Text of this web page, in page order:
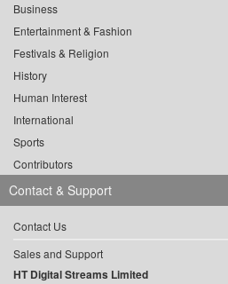
Business
Entertainment & Fashion
Festivals & Religion
History
Human Interest
International
Sports
Contributors
Contact & Support
Contact Us
Sales and Support
HT Digital Streams Limited